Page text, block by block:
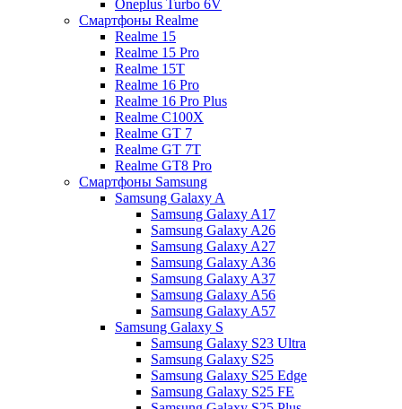
Oneplus Turbo 6V
Смартфоны Realme
Realme 15
Realme 15 Pro
Realme 15T
Realme 16 Pro
Realme 16 Pro Plus
Realme C100X
Realme GT 7
Realme GT 7T
Realme GT8 Pro
Смартфоны Samsung
Samsung Galaxy A
Samsung Galaxy A17
Samsung Galaxy A26
Samsung Galaxy A27
Samsung Galaxy A36
Samsung Galaxy A37
Samsung Galaxy A56
Samsung Galaxy A57
Samsung Galaxy S
Samsung Galaxy S23 Ultra
Samsung Galaxy S25
Samsung Galaxy S25 Edge
Samsung Galaxy S25 FE